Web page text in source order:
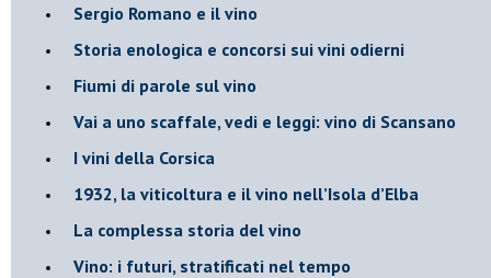
Sergio Romano e il vino
​Storia enologica e concorsi sui vini odierni
Fiumi di parole sul vino
​Vai a uno scaffale, vedi e leggi: vino di Scansano
​I vini della Corsica
​1932, la viticoltura e il vino nell’Isola d’Elba
​La complessa storia del vino
​Vino: i futuri, stratificati nel tempo